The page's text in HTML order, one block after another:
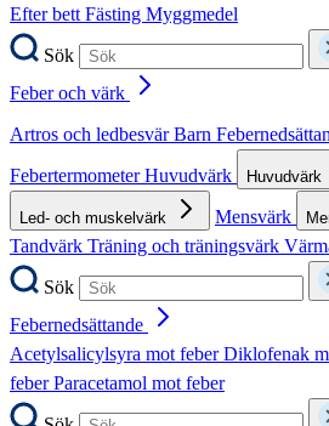
Efter bettFästing Myggmedel
Sök
Feber och värk
Artros och ledbesvärBarn
FebertermometerHuvudvärk Huvudvärk
Led- och muskelvärk Mensvärk
Tandvärk Träning och träningsvärk
Sök
Febernedsättande
Acetylsalicylsyra mot feberDiklofenak
feberParacetamol mot feber